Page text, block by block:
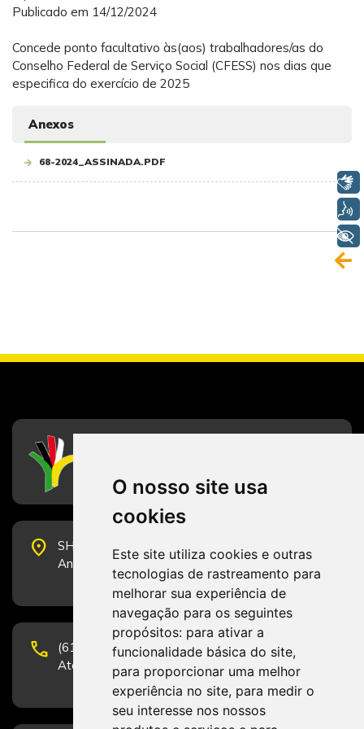
O nosso site usa
cookies
Este site utiliza cookies e outras
tecnologias de rastreamento para
melhorar sua experiência de
navegação para os seguintes
propósitos: para ativar a
funcionalidade básica do site,
para proporcionar uma melhor
experiência no site, para medir o
seu interesse nos nossos
Publicado em 14/12/2024
Concede ponto facultativo às(aos) trabalhadores/as do
Conselho Federal de Serviço Social (CFESS) nos dias que
especifica do exercício de 2025
Anexos
68-2024_ASSINADA.PDF
place
SHS Quadra 6, Bloco E, Complexo Brasil 21, 20º
Andar, Sala 2001 - CEP 70322-915 - Brasília/DF
phone
(61) 3223-1652 e (61) 98131-3801.
Atendimento por telefone em horário comercial
Libras
+ Acessibilidade